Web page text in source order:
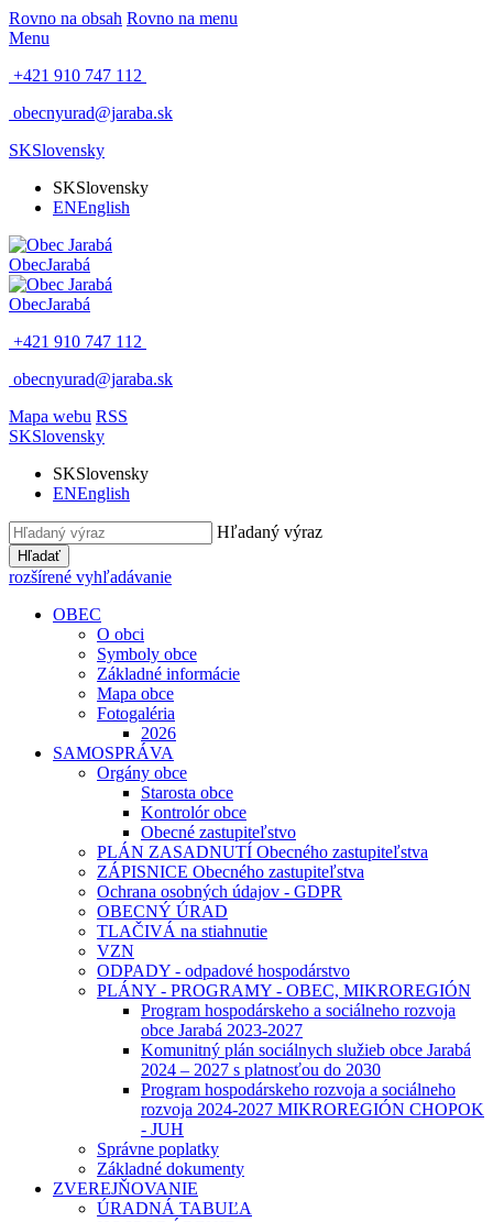
Rovno na obsah Rovno na menu
Menu
+421 910 747 112
obecnyurad@jaraba.sk
SKSlovensky
SKSlovensky
ENEnglish
ObecJarabá
ObecJarabá
+421 910 747 112
obecnyurad@jaraba.sk
Mapa webu RSS
SKSlovensky
SKSlovensky
ENEnglish
Hľadaný výraz
Hľadať
rozšírené vyhľadávanie
OBEC
O obci
Symboly obce
Základné informácie
Mapa obce
Fotogaléria
2026
SAMOSPRÁVA
Orgány obce
Starosta obce
Kontrolór obce
Obecné zastupiteľstvo
PLÁN ZASADNUTÍ Obecného zastupiteľstva
ZÁPISNICE Obecného zastupiteľstva
Ochrana osobných údajov - GDPR
OBECNÝ ÚRAD
TLAČIVÁ na stiahnutie
VZN
ODPADY - odpadové hospodárstvo
PLÁNY - PROGRAMY - OBEC, MIKROREGIÓN
Program hospodárskeho a sociálneho rozvoja
obce Jarabá 2023-2027
Komunitný plán sociálnych služieb obce Jarabá
2024 – 2027 s platnosťou do 2030
Program hospodárskeho rozvoja a sociálneho
rozvoja 2024-2027 MIKROREGIÓN CHOPOK
- JUH
Správne poplatky
Základné dokumenty
ZVEREJŇOVANIE
ÚRADNÁ TABUĽA